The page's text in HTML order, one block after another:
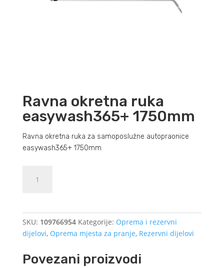
Ravna okretna ruka
easywash365+ 1750mm
Ravna okretna ruka za samoposlužne autopraonice
easywash365+ 1750mm
okretna
količina
SKU: 109766954 Kategorije: Oprema i rezervni
dijelovi, Oprema mjesta za pranje, Rezervni dijelovi
Povezani proizvodi